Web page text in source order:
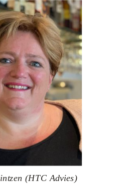
(HTC Advies)